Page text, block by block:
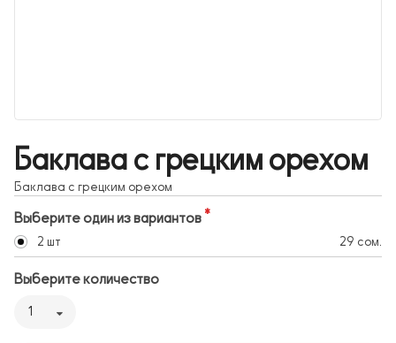
Баклава с грецким орехом
Баклава с грецким орехом
Выберите один из вариантов
2 шт 29 сом.
Выберите количество
1